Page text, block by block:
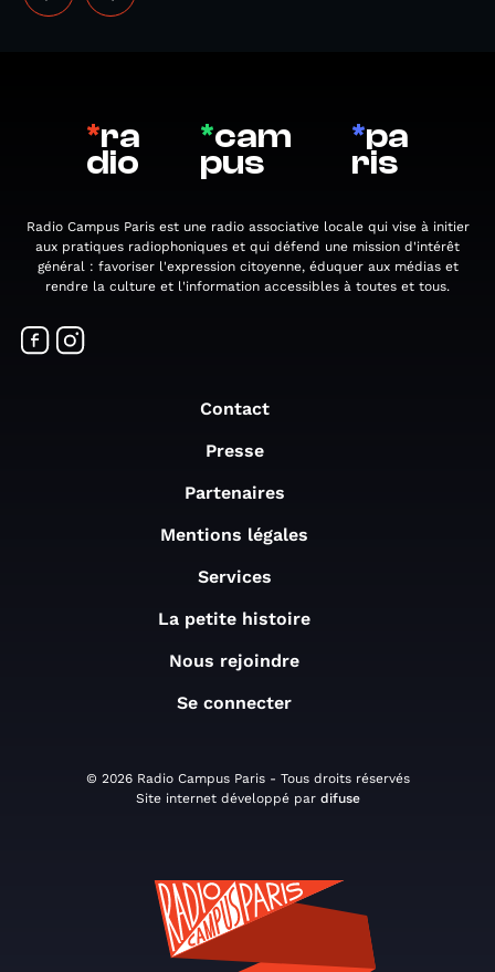
*ra
dio
*cam
pus
*pa
ris
Radio Campus Paris est une radio associative locale qui vise à initier
aux pratiques radiophoniques et qui défend une mission d'intérêt
général : favoriser l'expression citoyenne, éduquer aux médias et
rendre la culture et l'information accessibles à toutes et tous.
Contact
Presse
Partenaires
Mentions légales
Services
La petite histoire
Nous rejoindre
Se connecter
© 2026 Radio Campus Paris - Tous droits réservés
Site internet développé par difuse